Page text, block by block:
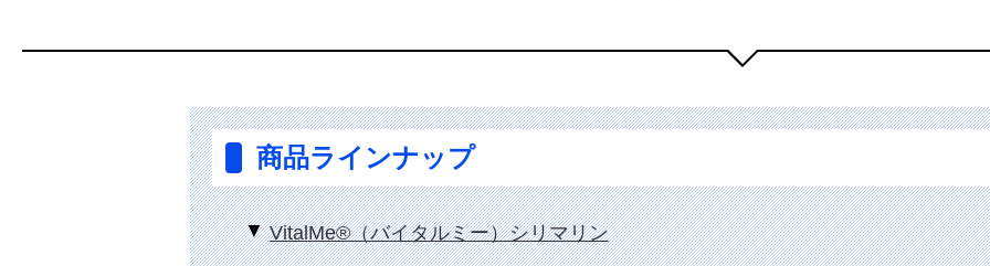
商品ラインナップ
VitalMe®（バイタルミー）シリマリン